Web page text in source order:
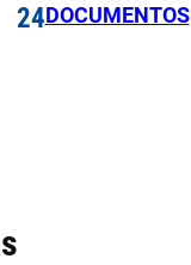
24DOCUMENTOS